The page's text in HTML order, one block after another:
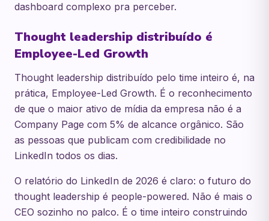
dashboard complexo pra perceber.
Thought leadership distribuído é
Employee-Led Growth
Thought leadership distribuído pelo time inteiro é, na
prática, Employee-Led Growth. É o reconhecimento
de que o maior ativo de mídia da empresa não é a
Company Page com 5% de alcance orgânico. São
as pessoas que publicam com credibilidade no
LinkedIn todos os dias.
O relatório do LinkedIn de 2026 é claro: o futuro do
thought leadership é people-powered. Não é mais o
CEO sozinho no palco. É o time inteiro construindo